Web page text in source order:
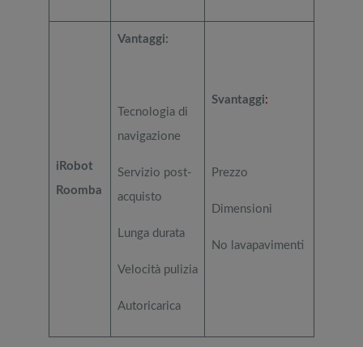
iRobot
Roomba
Vantaggi:
Tecnologia di
navigazione
Servizio post-
acquisto
Lunga durata
Velocità pulizia
Autoricarica
Svantaggi:
Prezzo
Dimensioni
No lavapavimenti